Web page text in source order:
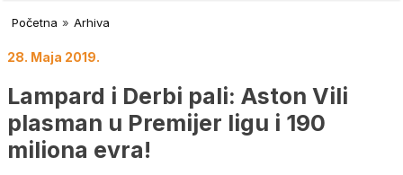
Početna » Arhiva
28. Maja 2019.
Lampard i Derbi pali: Aston Vili
plasman u Premijer ligu i 190
miliona evra!